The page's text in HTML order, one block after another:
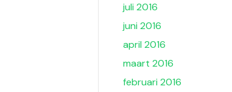
juli 2016
juni 2016
april 2016
maart 2016
februari 2016